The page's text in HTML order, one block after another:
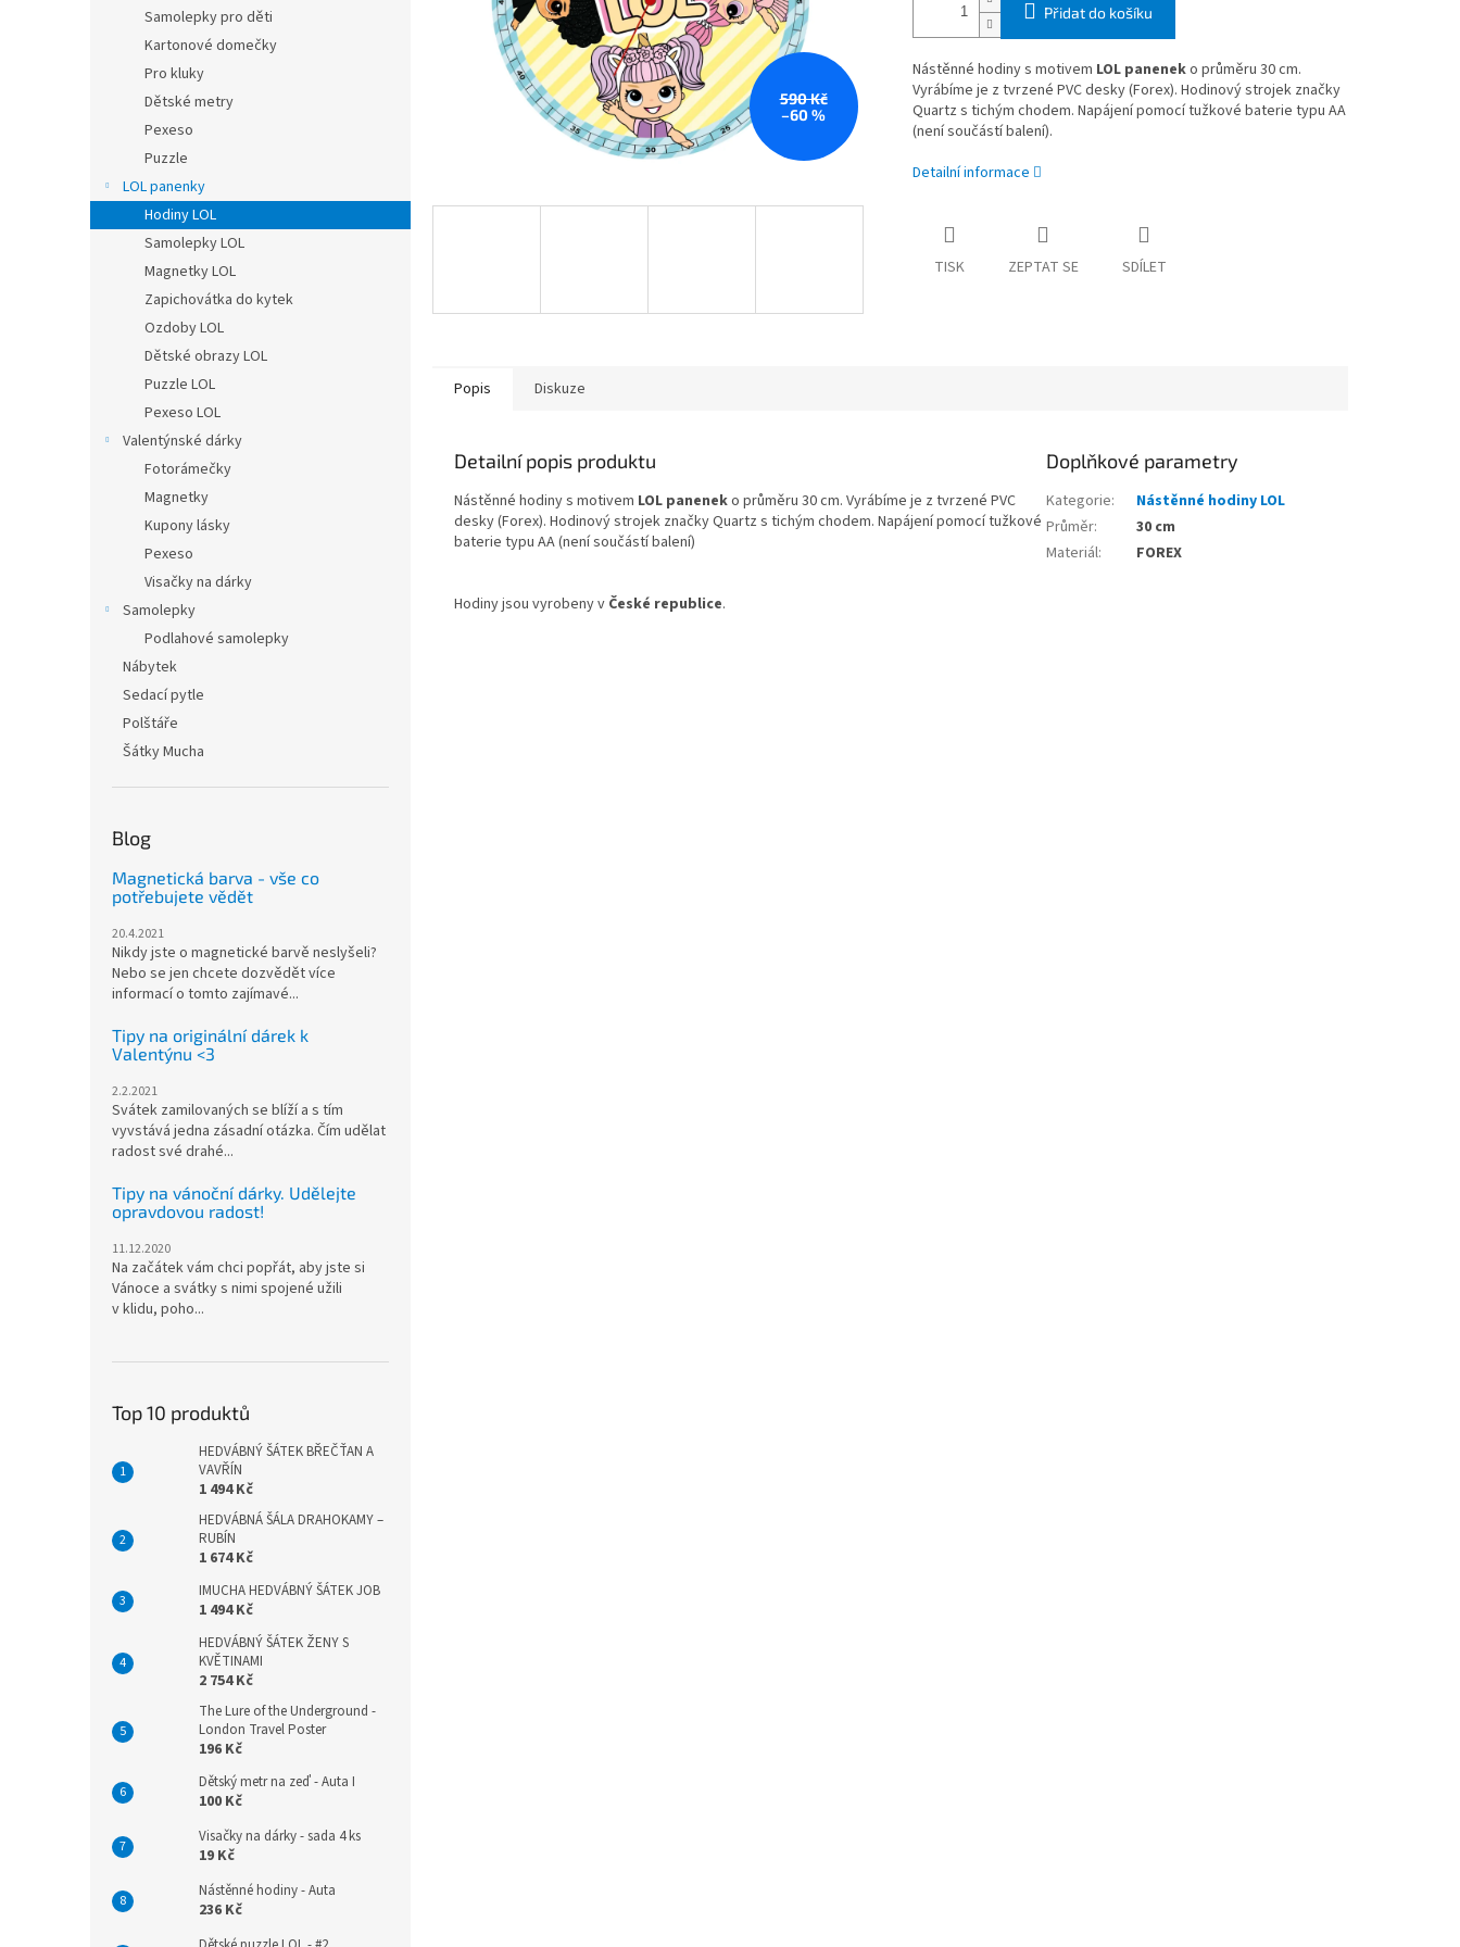
Samolepky pro děti
Kartonové domečky
Pro kluky
Dětské metry
Pexeso
Puzzle
LOL panenky
Hodiny LOL
Samolepky LOL
Magnetky LOL
Zapichovátka do kytek
Ozdoby LOL
Dětské obrazy LOL
Puzzle LOL
Pexeso LOL
Valentýnské dárky
Fotorámečky
Magnetky
Kupony lásky
Pexeso
Visačky na dárky
Samolepky
Podlahové samolepky
Nábytek
Sedací pytle
Polštáře
Šátky Mucha
Blog
Magnetická barva - vše co
potřebujete vědět
20.4.2021
Nikdy jste o magnetické barvě neslyšeli?
Nebo se jen chcete dozvědět více
informací o tomto zajímavé...
Tipy na originální dárek k
Valentýnu <3
2.2.2021
Svátek zamilovaných se blíží a s tím
vyvstává jedna zásadní otázka. Čím udělat
radost své drahé...
Tipy na vánoční dárky. Udělejte
opravdovou radost!
11.12.2020
Na začátek vám chci popřát, aby jste si
Vánoce a svátky s nimi spojené užili
v klidu, poho...
Top 10 produktů
HEDVÁBNÝ ŠÁTEK BŘEČŤAN A
VAVŘÍN
1 494 Kč
HEDVÁBNÁ ŠÁLA DRAHOKAMY –
RUBÍN
1 674 Kč
IMUCHA HEDVÁBNÝ ŠÁTEK JOB
1 494 Kč
HEDVÁBNÝ ŠÁTEK ŽENY S
KVĚTINAMI
2 754 Kč
The Lure of the Underground -
London Travel Poster
196 Kč
Dětský metr na zeď - Auta I
100 Kč
Visačky na dárky - sada 4 ks
19 Kč
Nástěnné hodiny - Auta
236 Kč
590 Kč
–60 %
Přidat do košíku
Nástěnné hodinys motivem LOL paneneko průměru 30 cm.
Vyrábíme je z tvrzené PVC desky (Forex). Hodinový strojek značky
Quartz s tichým chodem. Napájení pomocí tužkové baterie typu AA
(není součástí balení).
Detailní informace
TISK ZEPTAT SE SDÍLET
Popis Diskuze
Detailní popis produktu
Nástěnné hodinys motivem LOL paneneko průměru 30 cm. Vyrábíme je z tvrzené PVC
desky (Forex). Hodinový strojek značky Quartz s tichým chodem. Napájení pomocí tužkové
baterie typu AA (není součástí balení)
Hodiny jsou vyrobeny v České republice.
Doplňkové parametry
Kategorie:
Nástěnné hodiny LOL
Průměr:
30 cm
Materiál: FOREX